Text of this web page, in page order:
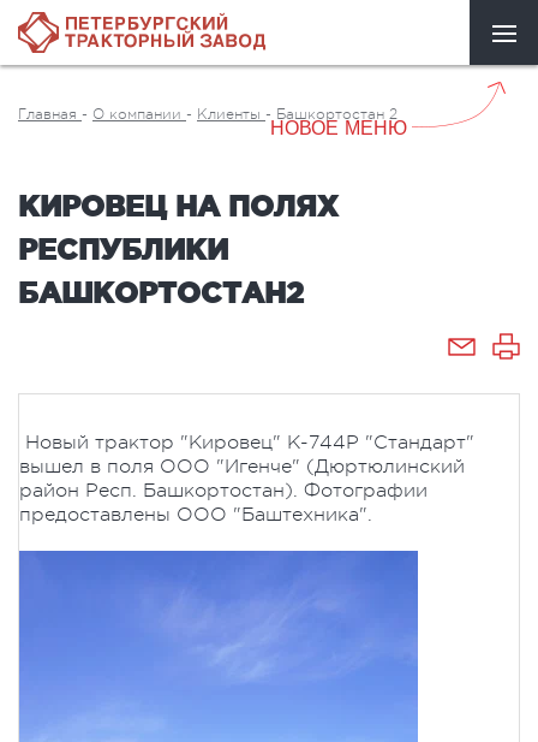
НОВОЕ МЕНЮ
Главная - О компании - Клиенты - Башкортостан 2
КИРОВЕЦ НА ПОЛЯХ
РЕСПУБЛИКИ
БАШКОРТОСТАН2
Новый трактор "Кировец" К-744Р "Стандарт"
вышел в поля ООО "Игенче" (Дюртюлинский
район Респ. Башкортостан). Фотографии
предоставлены ООО "Баштехника".